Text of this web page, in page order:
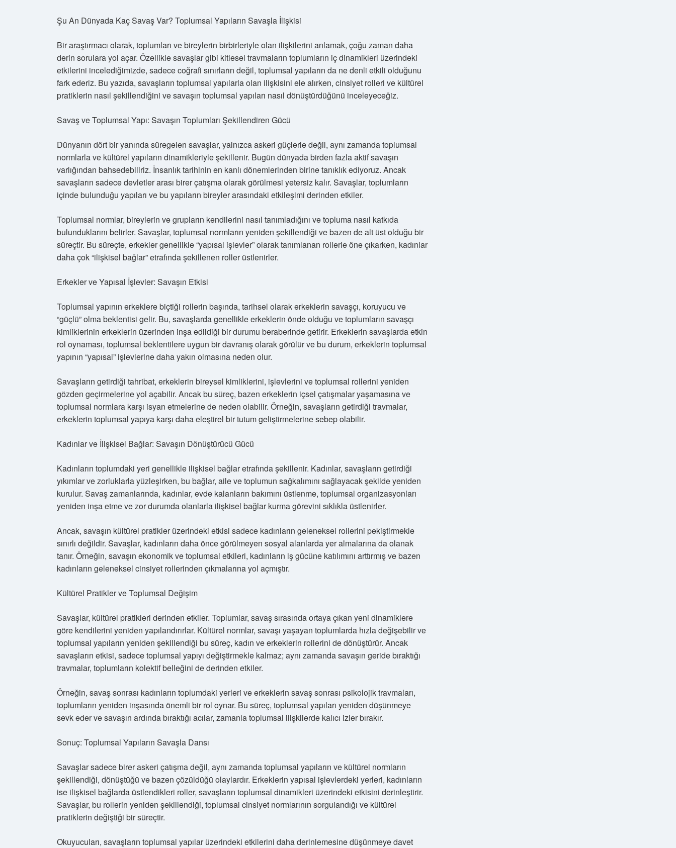
Şu An Dünyada Kaç Savaş Var? Toplumsal Yapıların Savaşla İlişkisi
Bir araştırmacı olarak, toplumları ve bireylerin birbirleriyle olan ilişkilerini anlamak, çoğu zaman daha
derin sorulara yol açar. Özellikle savaşlar gibi kitlesel travmaların toplumların iç dinamikleri üzerindeki
etkilerini incelediğimizde, sadece coğrafi sınırların değil, toplumsal yapıların da ne denli etkili olduğunu
fark ederiz. Bu yazıda, savaşların toplumsal yapılarla olan ilişkisini ele alırken, cinsiyet rolleri ve kültürel
pratiklerin nasıl şekillendiğini ve savaşın toplumsal yapıları nasıl dönüştürdüğünü inceleyeceğiz.
Savaş ve Toplumsal Yapı: Savaşın Toplumları Şekillendiren Gücü
Dünyanın dört bir yanında süregelen savaşlar, yalnızca askeri güçlerle değil, aynı zamanda toplumsal
normlarla ve kültürel yapıların dinamikleriyle şekillenir. Bugün dünyada birden fazla aktif savaşın
varlığından bahsedebiliriz. İnsanlık tarihinin en kanlı dönemlerinden birine tanıklık ediyoruz. Ancak
savaşların sadece devletler arası birer çatışma olarak görülmesi yetersiz kalır. Savaşlar, toplumların
içinde bulunduğu yapıları ve bu yapıların bireyler arasındaki etkileşimi derinden etkiler.
Toplumsal normlar, bireylerin ve grupların kendilerini nasıl tanımladığını ve topluma nasıl katkıda
bulunduklarını belirler. Savaşlar, toplumsal normların yeniden şekillendiği ve bazen de alt üst olduğu bir
süreçtir. Bu süreçte, erkekler genellikle “yapısal işlevler” olarak tanımlanan rollerle öne çıkarken, kadınlar
daha çok “ilişkisel bağlar” etrafında şekillenen roller üstlenirler.
Erkekler ve Yapısal İşlevler: Savaşın Etkisi
Toplumsal yapının erkeklere biçtiği rollerin başında, tarihsel olarak erkeklerin savaşçı, koruyucu ve
“güçlü” olma beklentisi gelir. Bu, savaşlarda genellikle erkeklerin önde olduğu ve toplumların savaşçı
kimliklerinin erkeklerin üzerinden inşa edildiği bir durumu beraberinde getirir. Erkeklerin savaşlarda etkin
rol oynaması, toplumsal beklentilere uygun bir davranış olarak görülür ve bu durum, erkeklerin toplumsal
yapının “yapısal” işlevlerine daha yakın olmasına neden olur.
Savaşların getirdiği tahribat, erkeklerin bireysel kimliklerini, işlevlerini ve toplumsal rollerini yeniden
gözden geçirmelerine yol açabilir. Ancak bu süreç, bazen erkeklerin içsel çatışmalar yaşamasına ve
toplumsal normlara karşı isyan etmelerine de neden olabilir. Örneğin, savaşların getirdiği travmalar,
erkeklerin toplumsal yapıya karşı daha eleştirel bir tutum geliştirmelerine sebep olabilir.
Kadınlar ve İlişkisel Bağlar: Savaşın Dönüştürücü Gücü
Kadınların toplumdaki yeri genellikle ilişkisel bağlar etrafında şekillenir. Kadınlar, savaşların getirdiği
yıkımlar ve zorluklarla yüzleşirken, bu bağlar, aile ve toplumun sağkalımını sağlayacak şekilde yeniden
kurulur. Savaş zamanlarında, kadınlar, evde kalanların bakımını üstlenme, toplumsal organizasyonları
yeniden inşa etme ve zor durumda olanlarla ilişkisel bağlar kurma görevini sıklıkla üstlenirler.
Ancak, savaşın kültürel pratikler üzerindeki etkisi sadece kadınların geleneksel rollerini pekiştirmekle
sınırlı değildir. Savaşlar, kadınların daha önce görülmeyen sosyal alanlarda yer almalarına da olanak
tanır. Örneğin, savaşın ekonomik ve toplumsal etkileri, kadınların iş gücüne katılımını arttırmış ve bazen
kadınların geleneksel cinsiyet rollerinden çıkmalarına yol açmıştır.
Kültürel Pratikler ve Toplumsal Değişim
Savaşlar, kültürel pratikleri derinden etkiler. Toplumlar, savaş sırasında ortaya çıkan yeni dinamiklere
göre kendilerini yeniden yapılandırırlar. Kültürel normlar, savaşı yaşayan toplumlarda hızla değişebilir ve
toplumsal yapıların yeniden şekillendiği bu süreç, kadın ve erkeklerin rollerini de dönüştürür. Ancak
savaşların etkisi, sadece toplumsal yapıyı değiştirmekle kalmaz; aynı zamanda savaşın geride bıraktığı
travmalar, toplumların kolektif belleğini de derinden etkiler.
Örneğin, savaş sonrası kadınların toplumdaki yerleri ve erkeklerin savaş sonrası psikolojik travmaları,
toplumların yeniden inşasında önemli bir rol oynar. Bu süreç, toplumsal yapıları yeniden düşünmeye
sevk eder ve savaşın ardında bıraktığı acılar, zamanla toplumsal ilişkilerde kalıcı izler bırakır.
Sonuç: Toplumsal Yapıların Savaşla Dansı
Savaşlar sadece birer askeri çatışma değil, aynı zamanda toplumsal yapıların ve kültürel normların
şekillendiği, dönüştüğü ve bazen çözüldüğü olaylardır. Erkeklerin yapısal işlevlerdeki yerleri, kadınların
ise ilişkisel bağlarda üstlendikleri roller, savaşların toplumsal dinamikleri üzerindeki etkisini derinleştirir.
Savaşlar, bu rollerin yeniden şekillendiği, toplumsal cinsiyet normlarının sorgulandığı ve kültürel
pratiklerin değiştiği bir süreçtir.
Okuyucuları, savaşların toplumsal yapılar üzerindeki etkilerini daha derinlemesine düşünmeye davet